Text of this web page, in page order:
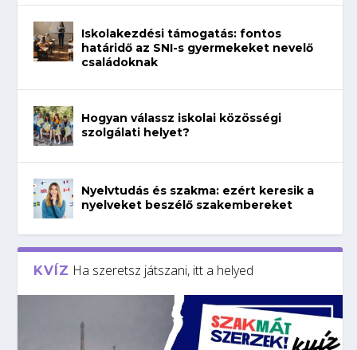
Iskolakezdési támogatás: fontos
határidő az SNI-s gyermekeket nevelő
családoknak
Hogyan válassz iskolai közösségi
szolgálati helyet?
Nyelvtudás és szakma: ezért keresik a
nyelveket beszélő szakembereket
KVÍZ Ha szeretsz játszani, itt a helyed